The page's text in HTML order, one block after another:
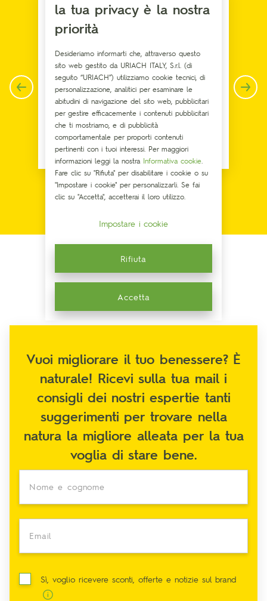
Melatonina
Vuoi migliorare il tuo benessere? È
naturale! Ricevi sulla tua mail i
consigli dei nostri espertie tanti
suggerimenti per trovare nella
natura la migliore alleata per la tua
voglia di stare bene.
Nome e cognome
Email
Sì, voglio ricevere sconti, offerte e notizie sul brand
la tua privacy è la nostra
priorità
Desideriamo informarti che, attraverso questo
sito web gestito da URIACH ITALY, S.r.l. (di
seguito “URIACH”) utilizziamo cookie tecnici, di
personalizzazione, analitici per esaminare le
abitudini di navigazione del sito web, pubblicitari
per gestire efficacemente i contenuti pubblicitari
che ti mostriamo, e di pubblicità
comportamentale per proporti contenuti
pertinenti con i tuoi interessi. Per maggiori
informazioni leggi la nostra Informativa cookie
Fare clic su "Rifiuta" per disabilitare i cookie o su
"Impostare i cookie" per personalizzarli. Se fai
clic su "Accetta", accetterai il loro utilizzo.
Impostare i cookie
Rifiuta
Accetta